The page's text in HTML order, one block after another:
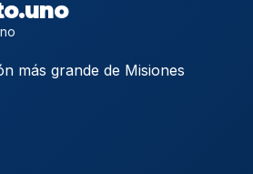
más grande de Misiones